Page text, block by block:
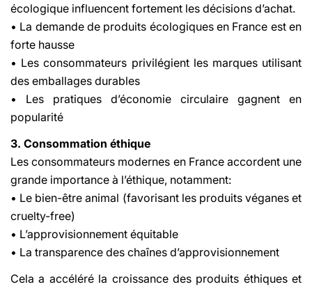
écologique influencent fortement les décisions d’achat.
• La demande de produits écologiques en France est en
forte hausse
• Les consommateurs privilégient les marques utilisant
des emballages durables
• Les pratiques d’économie circulaire gagnent en
popularité
3. Consommation éthique
Les consommateurs modernes en France accordent une
grande importance à l’éthique, notamment:
• Le bien-être animal (favorisant les produits véganes et
cruelty-free)
• L’approvisionnement équitable
• La transparence des chaînes d’approvisionnement
Cela a accéléré la croissance des produits éthiques et